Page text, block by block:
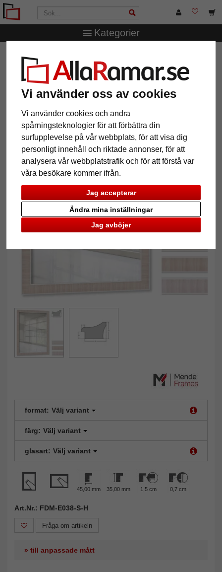
Vi använder oss av cookies
Vi använder cookies och andra
spårningsteknologier för att förbättra din
surfupplevelse på vår webbplats, för att visa dig
personligt innehåll och riktade annonser, för att
analysera vår webbplatstrafik och för att förstå var
våra besökare kommer ifrån.
Jag accepterar
Jag avböjer
Ändra mina inställningar
Kategorier
AllaRamar.se
Gerolnu
Väggspegel Gerolnu
format: Välj variant
färg: Välj variant
glasart: Välj variant
45,00 mm 35,00 mm 1,5 cm 0,7 cm
Art.Nr.: FDM-E038-S-H
Fråga om artikeln
» till anpassade mått